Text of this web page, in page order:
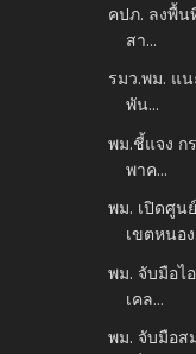
คปภ. ลงพื้น
สา...
รมว.พม. แ
พัน...
พม.ชี้แจง ก
พาค...
พม. เปิดศูน
เขตหนอง
พม. จับมือไ
เคล...
พม. จับมือส